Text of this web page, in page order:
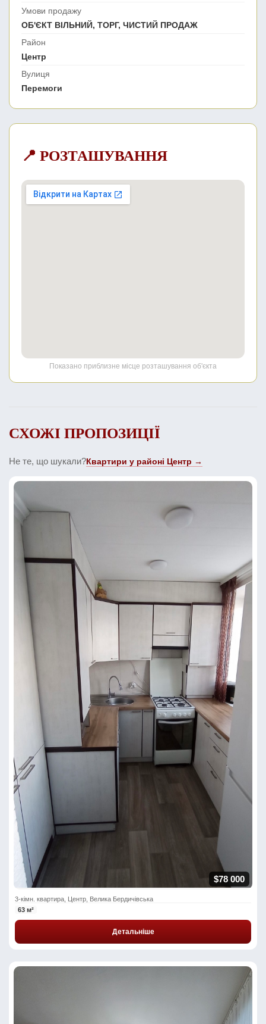
Умови продажу
ОБ'ЄКТ ВІЛЬНИЙ, ТОРГ, ЧИСТИЙ ПРОДАЖ
Район
Центр
Вулиця
Перемоги
📍 РОЗТАШУВАННЯ
Показано приблизне місце розташування об'єкта
СХОЖІ ПРОПОЗИЦІЇ
Не те, що шукали?Квартири у районі Центр →
$78 000
3-кімн. квартира, Центр, Велика Бердичівська
63 м²
Детальніше